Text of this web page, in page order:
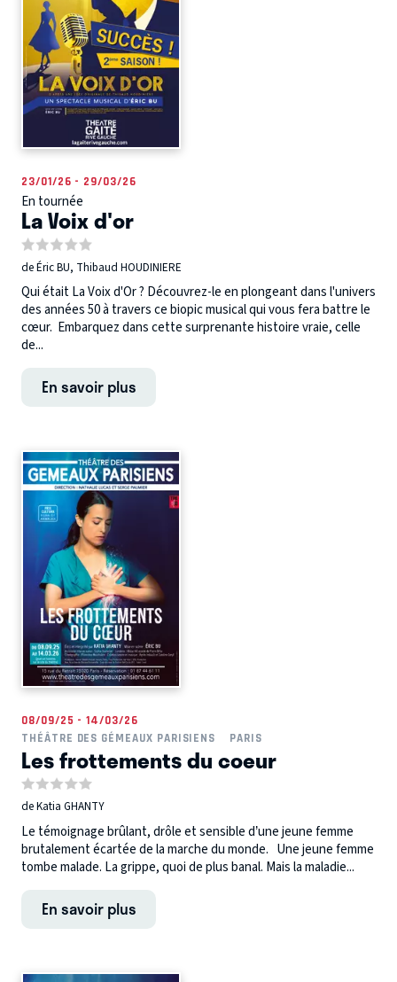
23/01/26 - 29/03/26
En tournée
La Voix d'or
de Éric BU, Thibaud HOUDINIERE
Qui était La Voix d'Or ? Découvrez-le en plongeant dans l'univers
des années 50 à travers ce biopic musical qui vous fera battre le
cœur. Embarquez dans cette surprenante histoire vraie, celle
de...
En savoir plus
08/09/25 - 14/03/26
THÉÂTRE DES GÉMEAUX PARISIENS
PARIS
Les frottements du coeur
de Katia GHANTY
Le témoignage brûlant, drôle et sensible d’une jeune femme
brutalement écartée de la marche du monde. Une jeune femme
tombe malade. La grippe, quoi de plus banal. Mais la maladie...
En savoir plus